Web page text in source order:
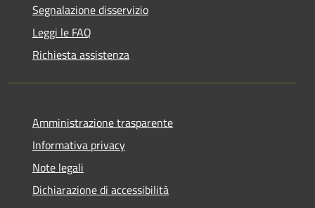
Segnalazione disservizio
Leggi le FAQ
Richiesta assistenza
Amministrazione trasparente
Informativa privacy
Note legali
Dichiarazione di accessibilità